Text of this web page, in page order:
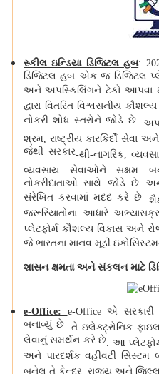
સ્કીલ ઇન્ડિયા ડિજિટલ હબ:
ડિજિટલ હબ એક જ ડિજિટલ
અને અપસ્કિલિંગને ટેકો આપવા
દ્વારા વિતરિત વિશ્વસનીય
નોકરી શોધ સ્તરોને જોડે છે.
શ્રમ, રાષ્ટ્રીય કારકિર્દી સેવા
જેથી સરકાર-થી-નાગરિક,
વ્યવસાય સેવાઓને સક્ષમ
નોકરીદાતાઓ સાથે જોડે છે
સંરેખિત કરવામાં મદદ કરે છે.
જરૂરિયાતોના આધારે
પ્લેટફોર્મ કૌશલ્ય વિકાસ અને
જે ભારતના માનવ મૂડી
શાસન ક્ષમતા અને સંકલન માટે
e-Office: e-Office એ સરકારી
બનાવ્યું છે. તે ઇલેક્ટ્રોનિક
લેવાનું સમર્થન કરે છે. આ
અને પારદર્શક વહીવટી સિસ્ટમ